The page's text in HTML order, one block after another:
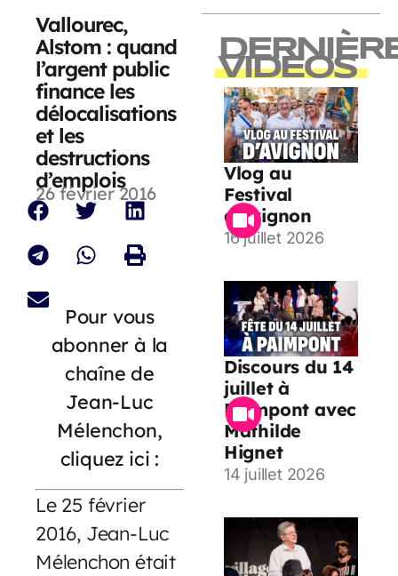
Vallourec,
Alstom : quand
l’argent public
finance les
délocalisations
et les
destructions
d’emplois
26 février 2016
Pour vous
abonner à la
chaîne de
Jean-Luc
Mélenchon,
cliquez ici :
Le 25 février
2016, Jean-Luc
Mélenchon était
VIDEOS
Vlog au
Festival
d’Avignon
16 juillet 2026
Discours du 14
juillet à
Paimpont avec
Mathilde
Hignet
14 juillet 2026